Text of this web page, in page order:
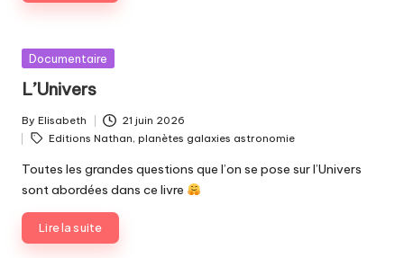
Posted
Documentaire
L’Univers
Posted
by
By Elisabeth 21 juin 2026
Tags:
Editions Nathan, planètes galaxies astronomie
Toutes les grandes questions que l’on se pose sur l’Univers
sont abordées dans ce livre
Lire la suite